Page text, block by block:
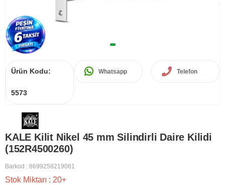
Ürün Kodu:
5573
Whatsapp Telefon
KALE Kilit Nikel 45 mm Silindirli Daire Kilidi
(152R4500260)
Barkod : 8699258219061
Stok Miktarı : 20+